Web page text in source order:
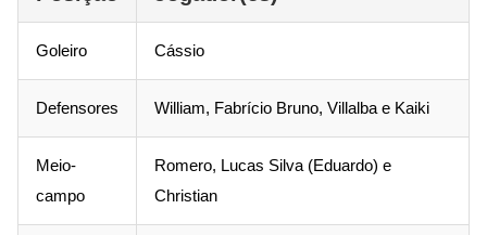
Goleiro Cássio
Defensores William, Fabrício Bruno, Villalba e Kaiki
Meio-
campo
Romero, Lucas Silva (Eduardo) e
Christian